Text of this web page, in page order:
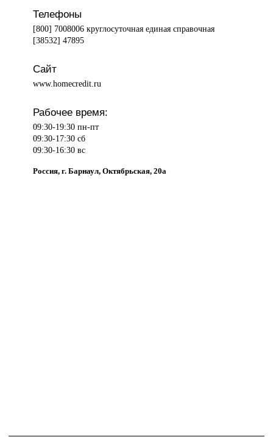
Телефоны
[800] 7008006 круглосуточная единая справочная
[38532] 47895
Сайт
www.homecredit.ru
Рабочее время:
09:30-19:30 пн-пт
09:30-17:30 сб
09:30-16:30 вс
Россия, г. Барнаул, Октябрьская, 20а